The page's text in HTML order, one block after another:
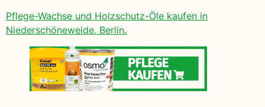
Pflege-Wachse und Holzschutz-Öle kaufen in
Niederschöneweide, Berlin.